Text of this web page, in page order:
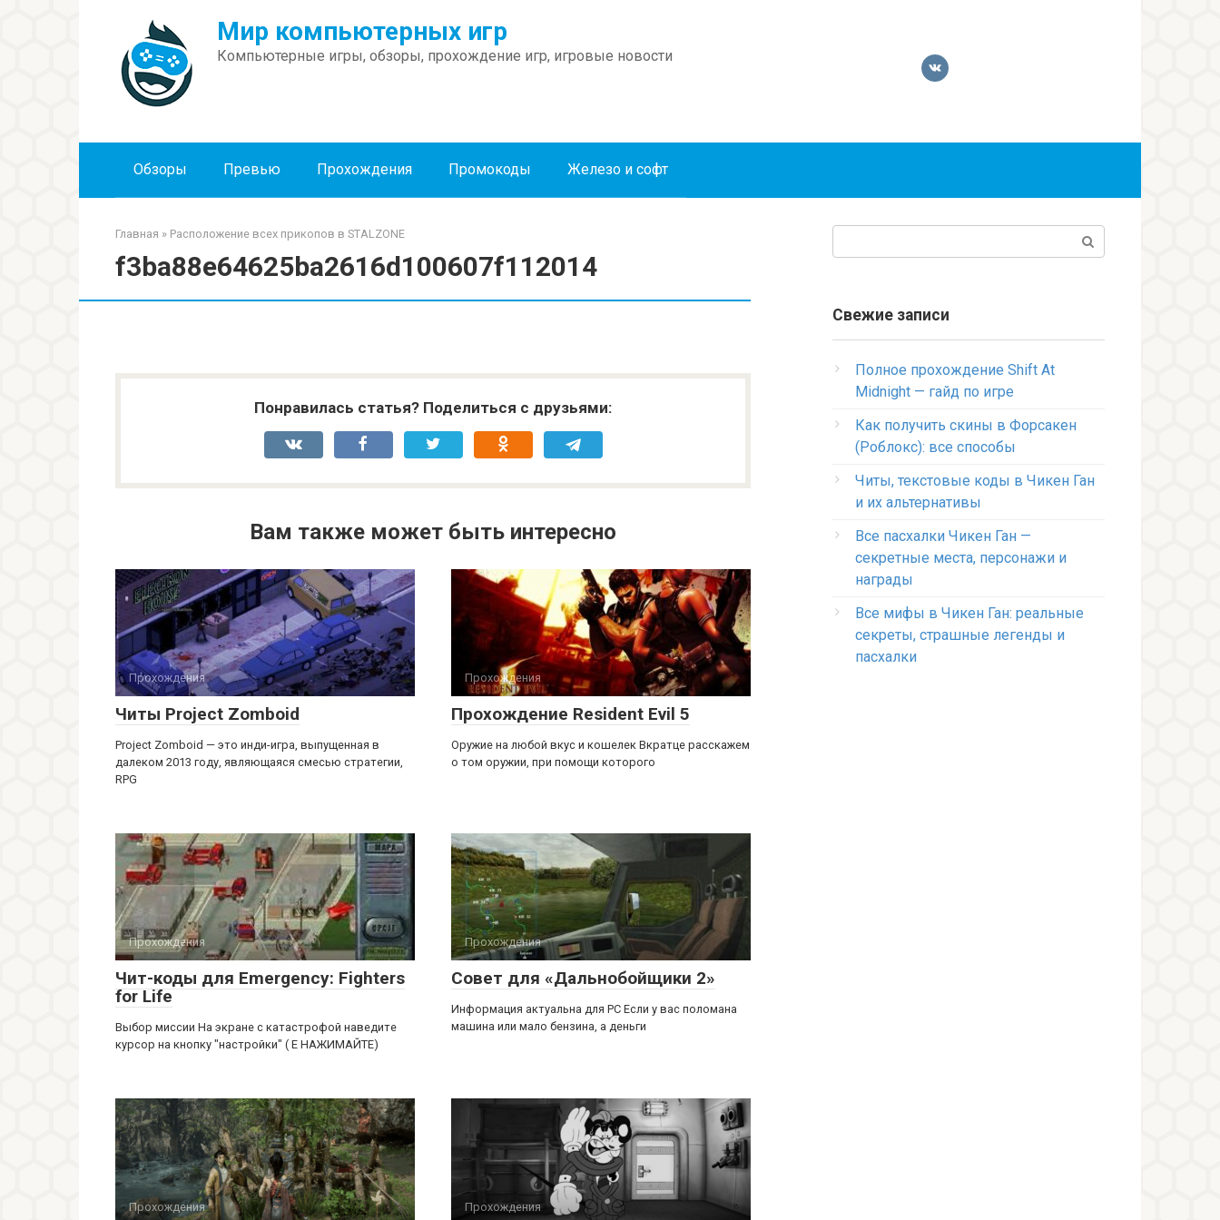
Мир компьютерных игр
Компьютерные игры, обзоры, прохождение игр, игровые новости
Обзоры Превью Прохождения Промокоды Железо и софт
Главная » Расположение всех прикопов в STALZONE
f3ba88e64625ba2616d100607f112014
Понравилась статья? Поделиться с друзьями:
Вам также может быть интересно
Прохождения
Читы Project Zomboid
Project Zomboid — это инди-игра, выпущенная в
далеком 2013 году, являющаяся смесью стратегии,
RPG
Прохождения
Прохождение Resident Evil 5
Оружие на любой вкус и кошелек Вкратце расскажем
о том оружии, при помощи которого
Прохождения
Чит-коды для Emergency: Fighters
for Life
Выбор миссии На экране с катастрофой наведите
курсор на кнопку "настройки" ( Е НАЖИМАЙТЕ)
Прохождения
Совет для «Дальнобойщики 2»
Информация актуальна для PC Если у вас поломана
машина или мало бензина, а деньги
Прохождения Прохождения
Свежие записи
Полное прохождение Shift At
Midnight — гайд по игре
Как получить скины в Форсакен
(Роблокс): все способы
Читы, текстовые коды в Чикен Ган
и их альтернативы
Все пасхалки Чикен Ган —
секретные места, персонажи и
награды
Все мифы в Чикен Ган: реальные
секреты, страшные легенды и
пасхалки